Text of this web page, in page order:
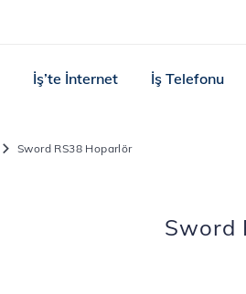
İş’te İnternet İş Telefonu
Sword RS38 Hoparlör
Sword